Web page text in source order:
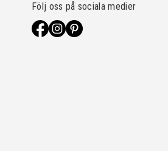
Följ oss på sociala medier